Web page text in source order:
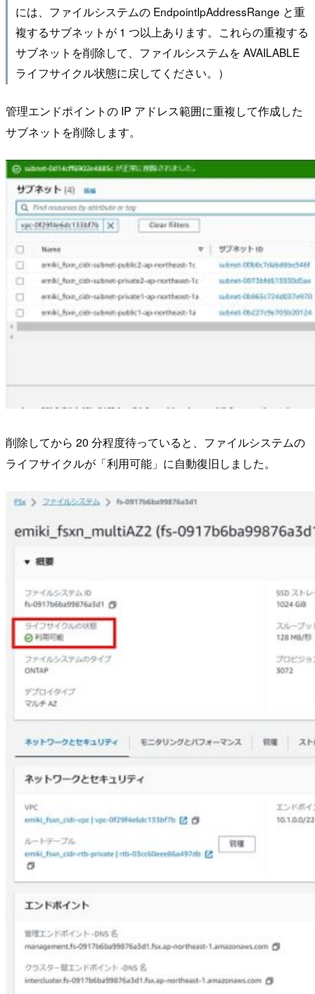
には、ファイルシステムの EndpointIpAddressRange と重
複するサブネットが 1 つ以上あります。これらの重複する
サブネットを削除して、ファイルシステムを AVAILABLE
ライフサイクル状態に戻してください。）
管理エンドポイントの IP アドレス範囲に重複して作成した
サブネットを削除します。
削除してから 20 分程度待っていると、ファイルシステムの
ライフサイクルが「利用可能」に自動復旧しました。